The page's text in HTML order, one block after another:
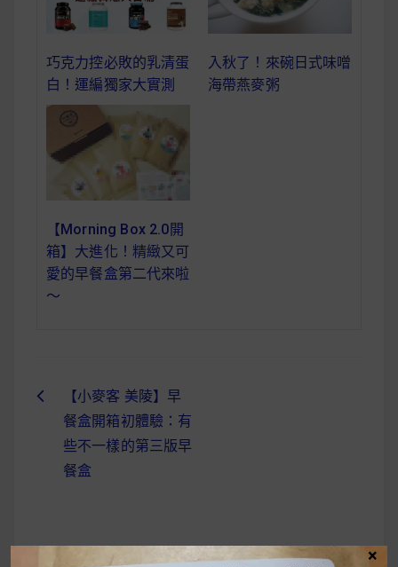
蔬食純素營養
純素料理食譜
蔬食純素餐廳推薦
巧克力控必敗的乳清蛋
白！運編獨家大實測
入秋了！來碗日式味噌
海帶燕麥粥
【Morning Box 2.0開
箱】大進化！精緻又可
愛的早餐盒第二代來啦
～
文
【小麥客 美陵】早
餐盒開箱初體驗：有
些不一樣的第三版早
餐盒
×